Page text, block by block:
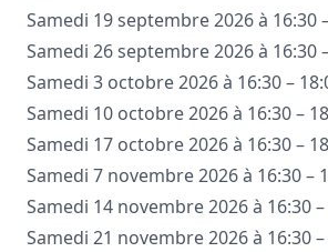
Samedi 19 septembre 2026 à 16:30
Samedi 26 septembre 2026 à 16:30
Samedi 3 octobre 2026 à 16:30 –
Samedi 10 octobre 2026 à 16:30 –
Samedi 17 octobre 2026 à 16:30 –
Samedi 7 novembre 2026 à 16:30 –
Samedi 14 novembre 2026 à 16:30
Samedi 21 novembre 2026 à 16:30